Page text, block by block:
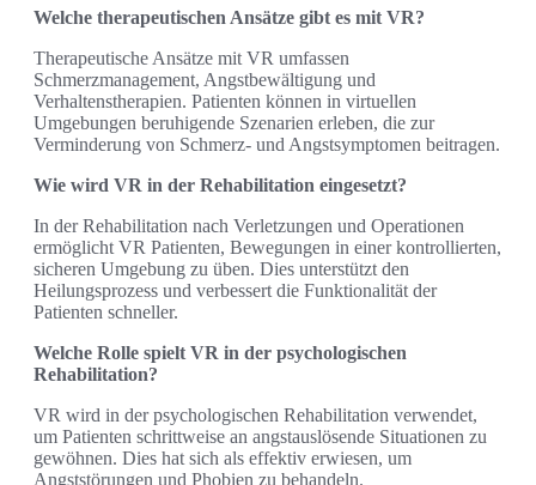
Welche therapeutischen Ansätze gibt es mit VR?
Therapeutische Ansätze mit VR umfassen
Schmerzmanagement, Angstbewältigung und
Verhaltenstherapien. Patienten können in virtuellen
Umgebungen beruhigende Szenarien erleben, die zur
Verminderung von Schmerz- und Angstsymptomen beitragen.
Wie wird VR in der Rehabilitation eingesetzt?
In der Rehabilitation nach Verletzungen und Operationen
ermöglicht VR Patienten, Bewegungen in einer kontrollierten,
sicheren Umgebung zu üben. Dies unterstützt den
Heilungsprozess und verbessert die Funktionalität der
Patienten schneller.
Welche Rolle spielt VR in der psychologischen
Rehabilitation?
VR wird in der psychologischen Rehabilitation verwendet,
um Patienten schrittweise an angstauslösende Situationen zu
gewöhnen. Dies hat sich als effektiv erwiesen, um
Angststörungen und Phobien zu behandeln.